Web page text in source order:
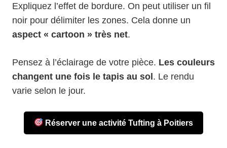
Expliquez l’effet de bordure. On peut utiliser un fil
noir pour délimiter les zones. Cela donne un
aspect « cartoon » très net.
Pensez à l’éclairage de votre pièce. Les couleurs
changent une fois le tapis au sol. Le rendu
varie selon le jour.
Réserver une activité Tufting à Poitiers